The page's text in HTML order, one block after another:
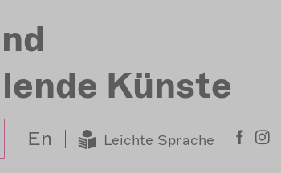
Künste
En Leichte Sprache